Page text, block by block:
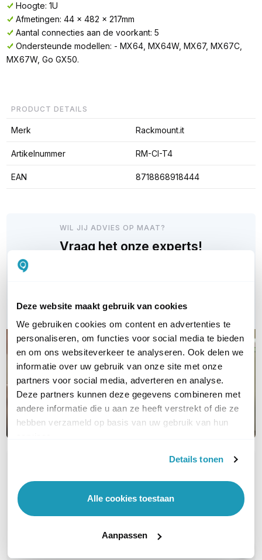
Deze website maakt gebruik van cookies
We gebruiken cookies om content en advertenties te
personaliseren, om functies voor social media te bieden
en om ons websiteverkeer te analyseren. Ook delen we
informatie over uw gebruik van onze site met onze
partners voor social media, adverteren en analyse.
Deze partners kunnen deze gegevens combineren met
andere informatie die u aan ze heeft verstrekt of die ze
hebben verzameld op basis van uw gebruik van hun
Details tonen
Alle cookies toestaan
Aanpassen
Hoogte: 1U
Afmetingen: 44 x 482 x 217mm
Aantal connecties aan de voorkant: 5
Ondersteunde modellen: - MX64, MX64W, MX67, MX67C,
MX67W, Go GX50.
PRODUCT DETAILS
Merk Rackmount.it
Artikelnummer RM-CI-T4
EAN 8718868918444
WIL JIJ ADVIES OP MAAT?
Vraag het onze experts!
E-mail
Veelgestelde vragen
Geen vragen gevonden